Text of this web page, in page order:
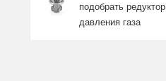
подобрать редуктор
давления газа